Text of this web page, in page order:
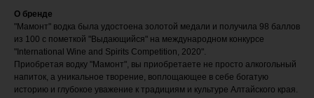
О бренде
"Мамонт" водка была удостоена золотой медали и получила 98 баллов
из 100 с пометкой "Выдающийся" на международном конкурсе
"International Wine and Spirits Competition, 2020".
Приобретая водку "Мамонт", вы приобретаете не просто алкогольный
напиток, а уникальное творение, воплощающее в себе богатую
историю и глубокое уважение к традициям и культуре Алтайского края.